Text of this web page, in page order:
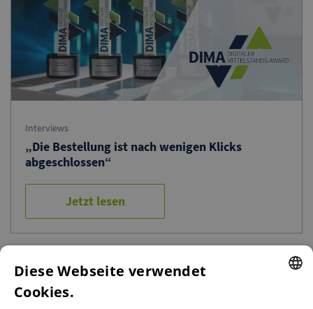
Interviews
„Die Bestellung ist nach wenigen Klicks
abgeschlossen“
Jetzt lesen
Diese Webseite verwendet
Cookies.